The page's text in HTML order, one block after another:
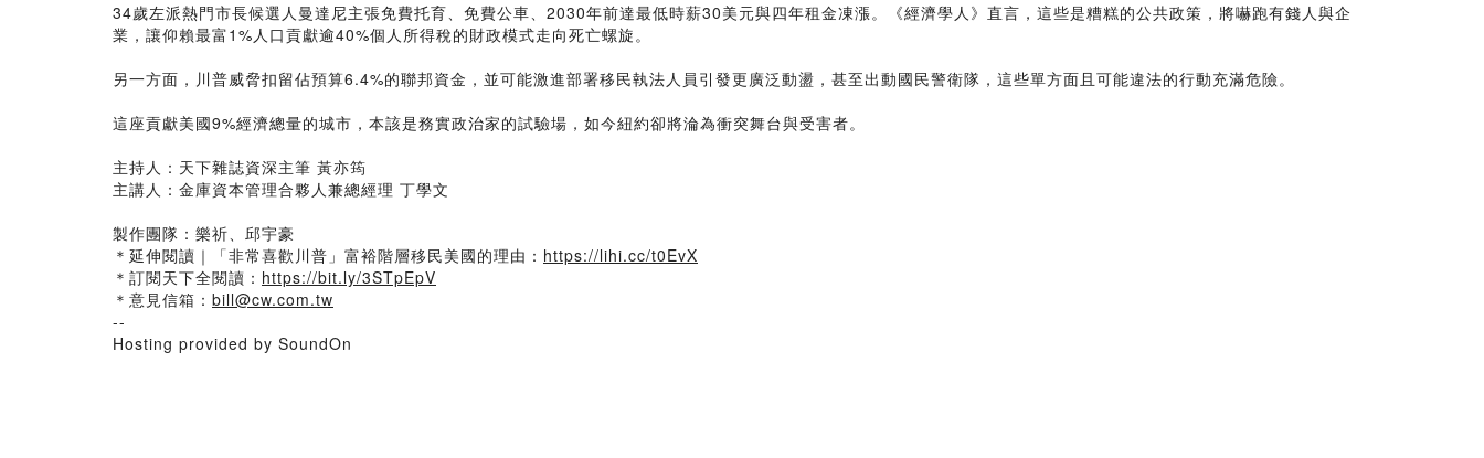
34歲左派熱門市長候選人曼達尼主張免費托育、免費公車、2030年前達最低時薪30美元與四年租金凍漲。《經濟學人》直言，這些是糟糕的公共政策，將嚇跑有錢人與企
業，讓仰賴最富1%人口貢獻逾40%個人所得稅的財政模式走向死亡螺旋。
另一方面，川普威脅扣留佔預算6.4%的聯邦資金，並可能激進部署移民執法人員引發更廣泛動盪，甚至出動國民警衛隊，這些單方面且可能違法的行動充滿危險。
這座貢獻美國9%經濟總量的城市，本該是務實政治家的試驗場，如今紐約卻將淪為衝突舞台與受害者。
主持人：天下雜誌資深主筆 黃亦筠
主講人：金庫資本管理合夥人兼總經理 丁學文
製作團隊：樂祈、邱宇豪
＊延伸閱讀｜「非常喜歡川普」富裕階層移民美國的理由： https://lihi.cc/t0EvX
＊訂閱天下全閱讀： https://bit.ly/3STpEpV
＊意見信箱： bill@cw.com.tw
--
Hosting provided by SoundOn